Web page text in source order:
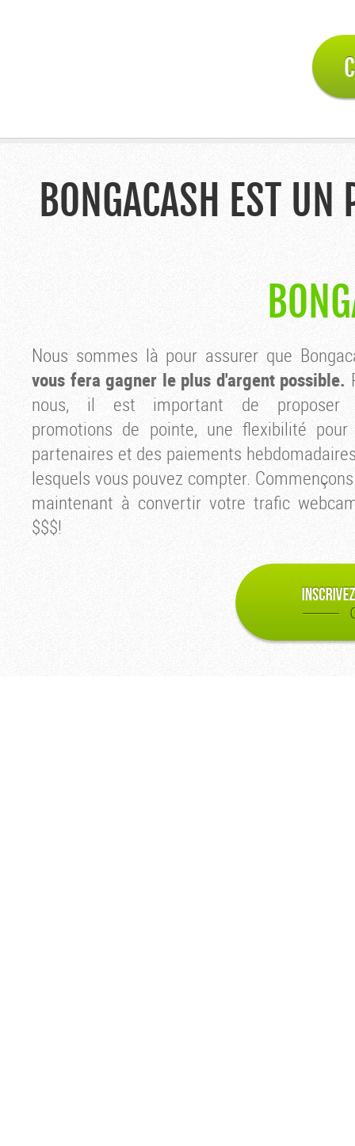
BONGACASH EST
Nous sommes là pour assurer que
vous fera gagner le plus d'argent possible.
nous, il est important de proposer
promotions de pointe, une flexibilité pour
partenaires et des paiements
lesquels vous pouvez compter.
maintenant à convertir votre trafic
$$$!